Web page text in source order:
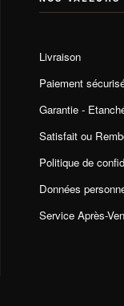
Livraison
Paiement
Garantie -
Satisfait ou
Politique de
Données
Service Après-